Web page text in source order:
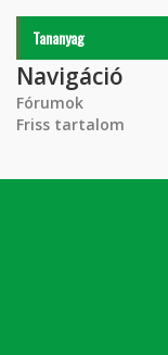
Tananyag
Navigáció
Fórumok
Friss tartalom